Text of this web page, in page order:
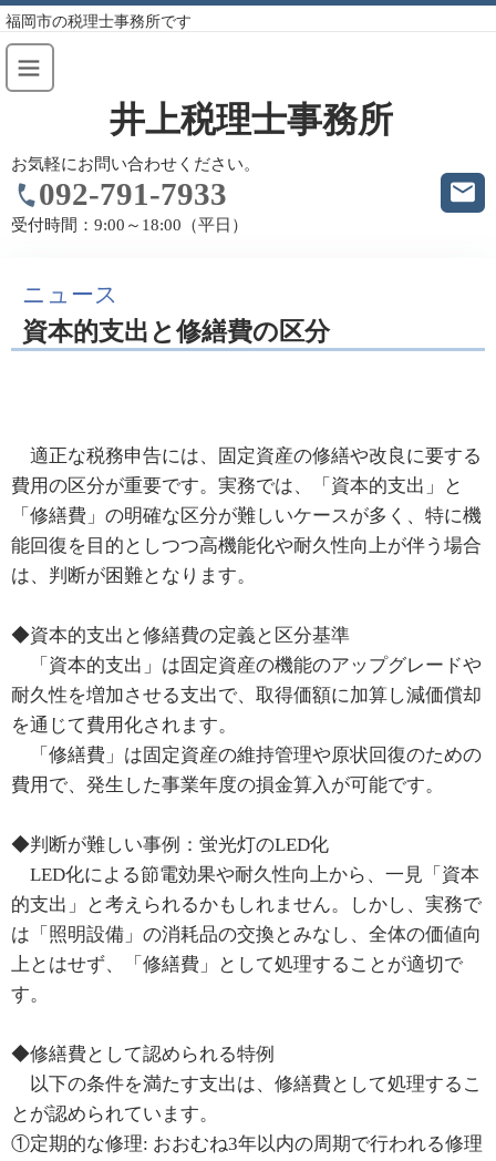
福岡市の税理士事務所です
井上税理士事務所
お気軽にお問い合わせください。
092-791-7933
受付時間： 9:00～18:00（平日）
ニュース
資本的支出と修繕費の区分
適正な税務申告には、固定資産の修繕や改良に要する
費用の区分が重要です。実務では、「資本的支出」と
「修繕費」の明確な区分が難しいケースが多く、特に機
能回復を目的としつつ高機能化や耐久性向上が伴う場合
は、判断が困難となります。
◆資本的支出と修繕費の定義と区分基準
「資本的支出」は固定資産の機能のアップグレードや
耐久性を増加させる支出で、取得価額に加算し減価償却
を通じて費用化されます。
「修繕費」は固定資産の維持管理や原状回復のための
費用で、発生した事業年度の損金算入が可能です。
◆判断が難しい事例：蛍光灯のLED化
LED化による節電効果や耐久性向上から、一見「資本
的支出」と考えられるかもしれません。しかし、実務で
は「照明設備」の消耗品の交換とみなし、全体の価値向
上とはせず、「修繕費」として処理することが適切で
す。
◆修繕費として認められる特例
以下の条件を満たす支出は、修繕費として処理するこ
とが認められています。
①定期的な修理: おおむね3年以内の周期で行われる修理